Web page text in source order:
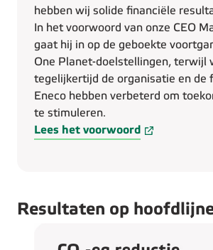
hebben wij solide financiële
In het voorwoord van onze CEO
gaat hij in op de geboekte
One Planet-doelstellingen, terwijl
tegelijkertijd de organisatie en de
Eneco hebben verbeterd om
te stimuleren.
Lees het voorwoord
Resultaten op